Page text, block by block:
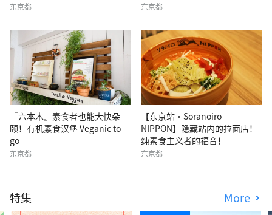
东京都 东京都
『六本木』素食者也能大快朵
颐！有机素食汉堡 Veganic to
go
东京都
【东京站·Soranoiro
NIPPON】隐藏站内的拉面店！
纯素食主义者的福音！
东京都
特集 More